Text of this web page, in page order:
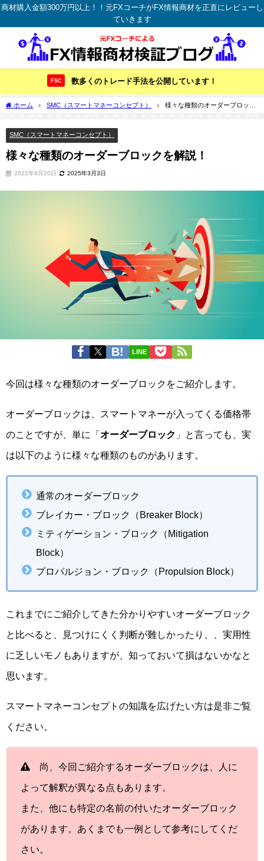
商材購入金額300万円以上！！元FXコーチがFX情報商材を正直にレビューし
ていきます
FSC 数多くのトレード手法を公開しています！
ホーム SMC（スマートマネーコンセプト）
様々な種類のオーダーブロック
SMC（スマートマネーコンセプト）
様々な種類のオーダーブロックを解説！
2022年9月20日 2025年3月3日
LINE
今回は様々な種類のオーダーブロックをご紹介します。
オーダーブロックは、スマートマネーが入ってくる価格帯
のことですが、単に「 オーダーブロック 」と言っても、実
は以下のように様々な種類のものがあります。
通常のオーダーブロック
ブレイカー・ブロック（Breaker Block）
ミティゲーション・ブロック（Mitigation
Block）
プロパルジョン・ブロック（Propulsion Block）
これまでにご紹介してきた分かりやすいオーダーブロック
と比べると、見つけにくく判断が難しかったり、、実用性
に乏しいモノもありますが、知っておいて損はないかなと
思います。
スマートマネーコンセプトの知識を広げたい方は是非ご覧
ください。
尚、今回ご紹介するオーダーブロックは、人に
よって解釈が異なる点もあります。
また、他にも特定の名前の付いたオーダーブロック
があります。あくまでも一例として参考にしてくだ
さい。